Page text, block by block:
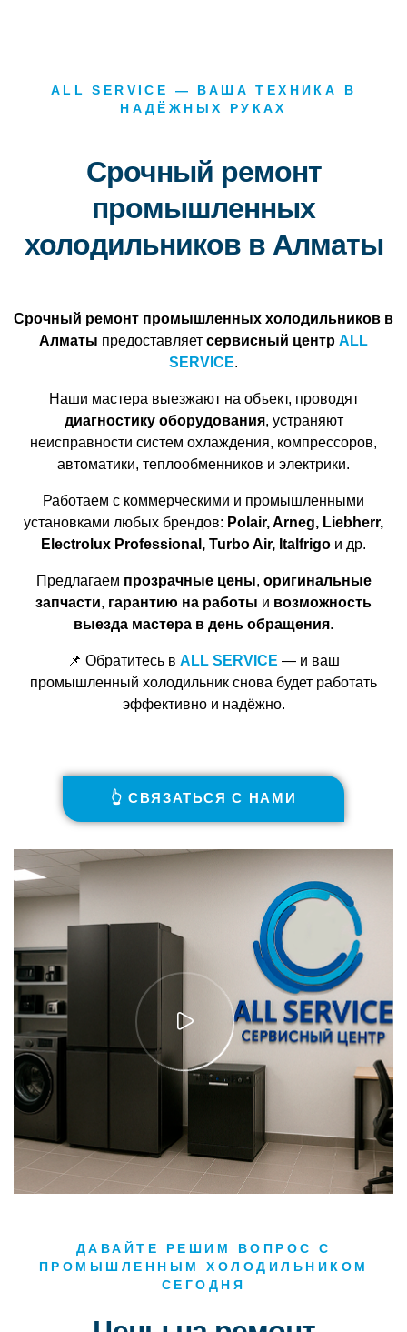
ALL SERVICE — ВАША ТЕХНИКА В
НАДЁЖНЫХ РУКАХ
Срочный ремонт
промышленных
холодильников в Алматы
Срочный ремонт промышленных холодильников в
Алматы предоставляет сервисный центр ALL
SERVICE.
Наши мастера выезжают на объект, проводят
диагностику оборудования, устраняют
неисправности систем охлаждения, компрессоров,
автоматики, теплообменников и электрики.
Работаем с коммерческими и промыш­ленными
установками любых брендов: Polair, Arneg, Liebherr,
Electrolux Professional, Turbo Air, Italfrigo и др.
Предлагаем прозрачные цены, оригинальные
запчасти, гарантию на работы и возможность
выезда мастера в день обращения.
📌 Обратитесь в ALL SERVICE — и ваш
промышленный холодильник снова будет работать
эффективно и надёжно.
👆 СВЯЗАТЬСЯ С НАМИ
ДАВАЙТЕ РЕШИМ ВОПРОС С
ПРОМЫШЛЕННЫМ ХОЛОДИЛЬНИКОМ
СЕГОДНЯ